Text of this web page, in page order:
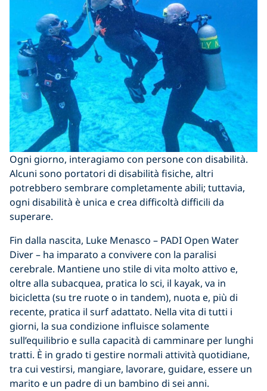
Ogni giorno, interagiamo con persone con disabilità.
Alcuni sono portatori di disabilità fisiche, altri
potrebbero sembrare completamente abili; tuttavia,
ogni disabilità è unica e crea difficoltà difficili da
superare.
Fin dalla nascita, Luke Menasco – PADI Open Water
Diver – ha imparato a convivere con la paralisi
cerebrale. Mantiene uno stile di vita molto attivo e,
oltre alla subacquea, pratica lo sci, il kayak, va in
bicicletta (su tre ruote o in tandem), nuota e, più di
recente, pratica il surf adattato. Nella vita di tutti i
giorni, la sua condizione influisce solamente
sull’equilibrio e sulla capacità di camminare per lunghi
tratti. È in grado ti gestire normali attività quotidiane,
tra cui vestirsi, mangiare, lavorare, guidare, essere un
marito e un padre di un bambino di sei anni.